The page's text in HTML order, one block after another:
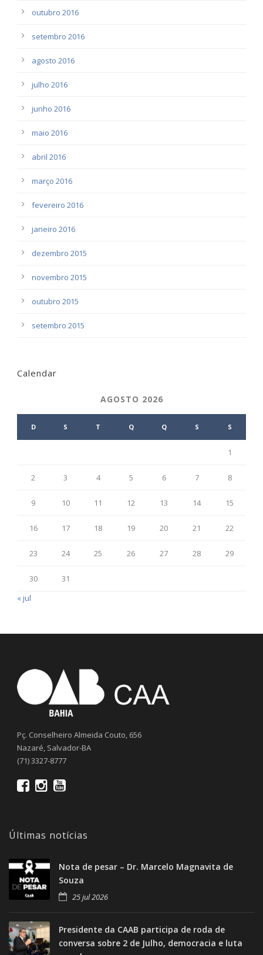
outubro 2016
setembro 2016
agosto 2016
julho 2016
junho 2016
maio 2016
abril 2016
março 2016
fevereiro 2016
janeiro 2016
dezembro 2015
novembro 2015
outubro 2015
setembro 2015
Calendar
AGOSTO 2026
D S T Q Q S S
1
2 3 4 5 6 7 8
9 10 11 12 13 14 15
16 17 18 19 20 21 22
23 24 25 26 27 28 29
30
31
« jul
Pç. Conselheiro Almeida Couto, 656
Nazaré, Salvador-BA
(71) 3327-8777
Últimas notícias
Nota de pesar – Dr. Marcelo Magnavita de
Souza
25 jul 2026
Presidente da CAAB participa de roda de
conversa sobre 2 de Julho, democracia e luta